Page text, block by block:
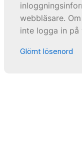
webbläsare.
inte logga in på
Glömt lösenord